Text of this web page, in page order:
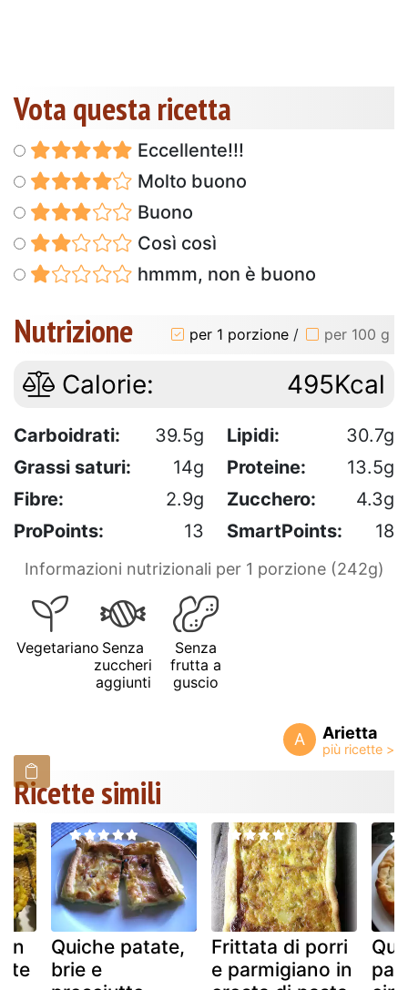
Vota questa ricetta
Eccellente!!!
Molto buono
Buono
Così così
hmmm, non è buono
Nutrizione per 1 porzione / per 100 g
Calorie: 495Kcal
Carboidrati: 39.5g Lipidi:
30.7g
Grassi saturi:
14g Proteine:
13.5g
Fibre:
2.9g Zucchero:
4.3g
ProPoints:
13 SmartPoints: 18
Informazioni nutrizionali per 1 porzione (242g)
Vegetariano Senza
zuccheri
aggiunti
Senza
frutta a
guscio
A Arietta
Ricette simili
Quiche patate,
brie e
Frittata di porri
e parmigiano in